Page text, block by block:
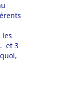
les
et 3